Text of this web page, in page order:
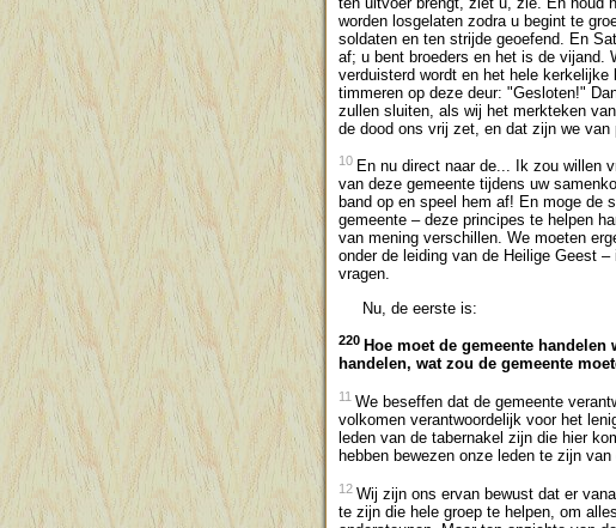
worden losgelaten zodra u begint te
soldaten en ten strijde geoefend. En
af; u bent broeders en het is de vijand.
verduisterd wordt en het hele
timmeren op deze deur: "Gesloten!"
zullen sluiten, als wij het merkteken
de dood ons vrij zet, en dat zijn we van
10 En nu direct naar de... Ik zou willen
van deze gemeente tijdens uw
band op en speel hem af! En moge de
gemeente – deze principes te helpen
van mening verschillen. We moeten
onder de leiding van de Heilige Geest
vragen.
Nu, de eerste is:
220 Hoe moet de gemeente
handelen, wat zou de gemeente
11 We beseffen dat de gemeente
volkomen verantwoordelijk voor het
leden van de tabernakel zijn die hier
hebben bewezen onze leden te zijn
12 Wij zijn ons ervan bewust dat er
te zijn die hele groep te helpen, om